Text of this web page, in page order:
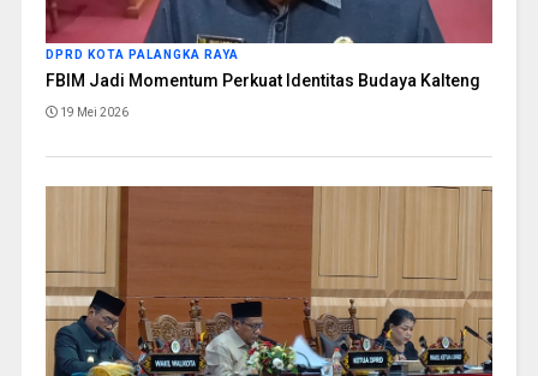
DPRD KOTA PALANGKA RAYA
FBIM Jadi Momentum Perkuat Identitas Budaya Kalteng
19 Mei 2026